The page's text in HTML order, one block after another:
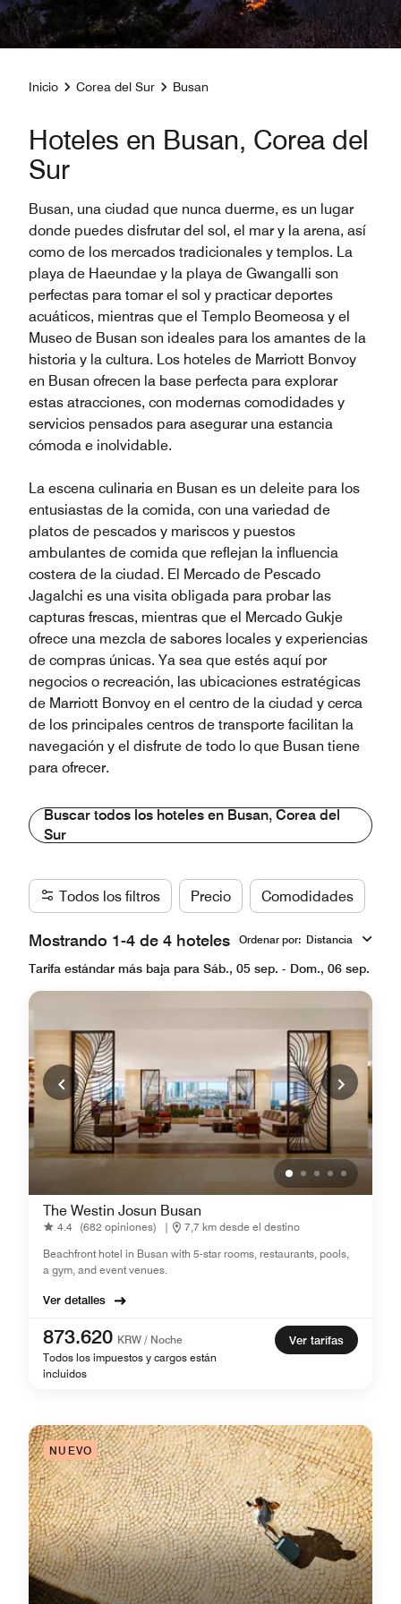
Inicio Corea del Sur Busan
Hoteles en Busan, Corea del
Sur
Busan, una ciudad que nunca duerme, es un lugar
donde puedes disfrutar del sol, el mar y la arena, así
como de los mercados tradicionales y templos. La
playa de Haeundae y la playa de Gwangalli son
perfectas para tomar el sol y practicar deportes
acuáticos, mientras que el Templo Beomeosa y el
Museo de Busan son ideales para los amantes de la
historia y la cultura. Los hoteles de Marriott Bonvoy
en Busan ofrecen la base perfecta para explorar
estas atracciones, con modernas comodidades y
servicios pensados para asegurar una estancia
cómoda e inolvidable.
La escena culinaria en Busan es un deleite para los
entusiastas de la comida, con una variedad de
platos de pescados y mariscos y puestos
ambulantes de comida que reflejan la influencia
costera de la ciudad. El Mercado de Pescado
Jagalchi es una visita obligada para probar las
capturas frescas, mientras que el Mercado Gukje
ofrece una mezcla de sabores locales y experiencias
de compras únicas. Ya sea que estés aquí por
negocios o recreación, las ubicaciones estratégicas
de Marriott Bonvoy en el centro de la ciudad y cerca
de los principales centros de transporte facilitan la
navegación y el disfrute de todo lo que Busan tiene
para ofrecer.
Buscar todos los hoteles en Busan, Corea del
Sur
Todos los filtros Precio Comodidades
Mostrando 1-4 de 4 hoteles Ordenar por: Distancia
Tarifa estándar más baja para Sáb., 05 sep. - Dom., 06 sep.
The Westin Josun Busan
4.4 (682 opiniones) |
7,7 km desde el destino
Beachfront hotel in Busan with 5-star rooms, restaurants, pools,
a gym, and event venues.
Ver detalles
873.620 KRW / Noche
Todos los impuestos y cargos están
incluidos
Ver tarifas
NUEVO